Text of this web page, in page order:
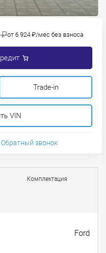
₽от 6 924 ₽/мес без взноса
Trade-in
VIN
Обратный звонок
Комплектация
Ford